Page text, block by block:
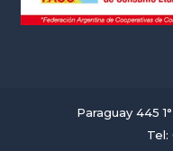
Paraguay 445
Tel: